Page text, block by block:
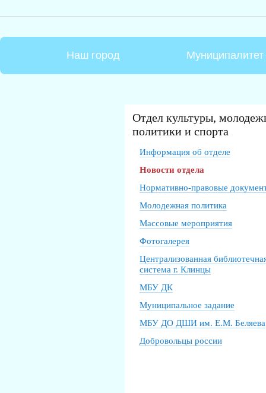
Наш город Муниципалитет
Отдел культуры,
политики и спорта
Информация об отделе
Новости отдела
Нормативно-правовые
Молодежная политика
Массовые мероприятия
Фотогалерея
Централизованная
система г. Клинцы
МБУ ДК
Муниципальное задание
МБУ ДО ДШИ им. Е.М. Беляева
Добровольцы россии